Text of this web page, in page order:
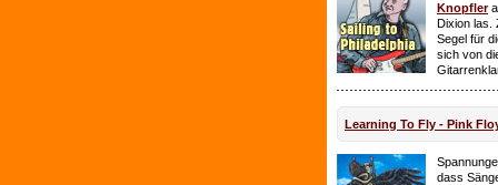
Knopfler
Dixion las.
Segel für
sich von
Learning To Fly - Pink
dass